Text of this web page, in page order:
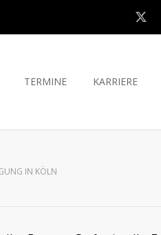
TERMINE KARRIERE
IN KÖLN